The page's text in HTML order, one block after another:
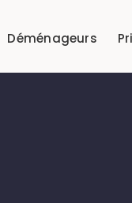
Déménageurs